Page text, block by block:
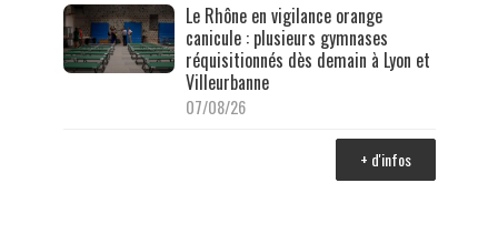
Le Rhône en vigilance orange
canicule : plusieurs gymnases
réquisitionnés dès demain à Lyon et
Villeurbanne
07/08/26
+ d'infos